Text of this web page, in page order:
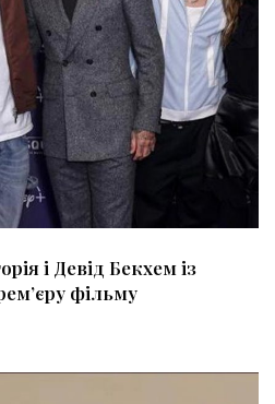
і Девід Бекхем із
фільму